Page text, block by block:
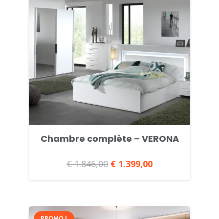
Chambre complète – VERONA
€1.846,00 Le
prix
était :
€ 1.399,00
prix
est :